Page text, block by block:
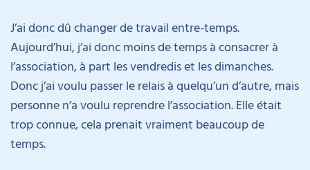
J’ai donc dû changer de travail entre-temps.
Aujourd’hui, j’ai donc moins de temps à consacrer à
l’association, à part les vendredis et les dimanches.
Donc j’ai voulu passer le relais à quelqu’un d’autre, mais
personne n’a voulu reprendre l’association. Elle était
trop connue, cela prenait vraiment beaucoup de
temps.